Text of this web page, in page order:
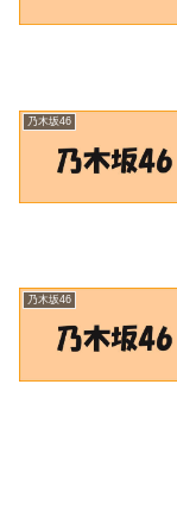
乃木坂46
乃木坂46